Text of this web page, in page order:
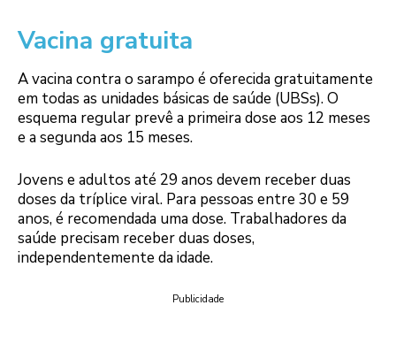
Vacina gratuita
A vacina contra o sarampo é oferecida gratuitamente
em todas as unidades básicas de saúde (UBSs). O
esquema regular prevê a primeira dose aos 12 meses
e a segunda aos 15 meses.
Jovens e adultos até 29 anos devem receber duas
doses da tríplice viral. Para pessoas entre 30 e 59
anos, é recomendada uma dose. Trabalhadores da
saúde precisam receber duas doses,
independentemente da idade.
Publicidade